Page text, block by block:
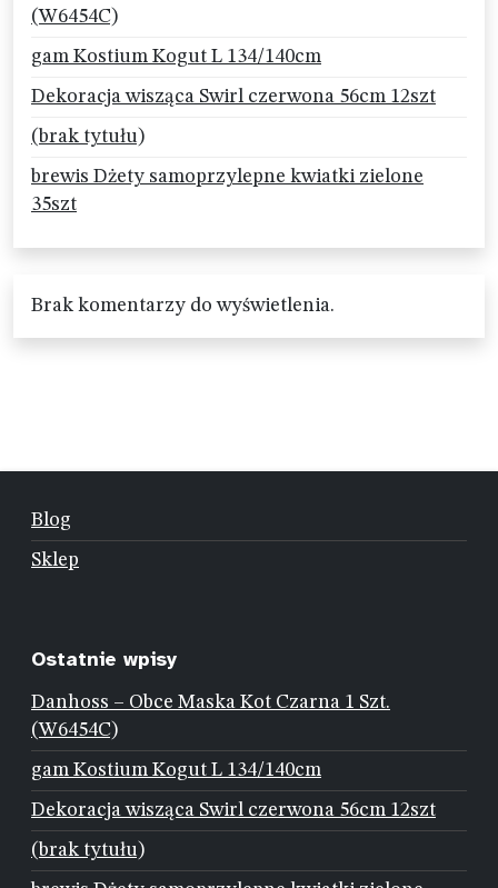
(W6454C)
gam Kostium Kogut L 134/140cm
Dekoracja wisząca Swirl czerwona 56cm 12szt
(brak tytułu)
brewis Dżety samoprzylepne kwiatki zielone
35szt
Brak komentarzy do wyświetlenia.
Blog
Sklep
Ostatnie wpisy
Danhoss – Obce Maska Kot Czarna 1 Szt.
(W6454C)
gam Kostium Kogut L 134/140cm
Dekoracja wisząca Swirl czerwona 56cm 12szt
(brak tytułu)